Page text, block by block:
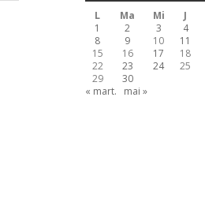
L Ma Mi J
1
2 3 4
8
9 10 11
15
16 17 18
22
23 24 25
29
30
« mart.
mai »